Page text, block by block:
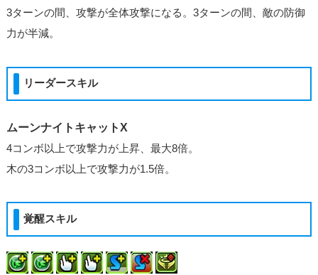
3ターンの間、攻撃が全体攻撃になる。3ターンの間、敵の防御
力が半減。
リーダースキル
ムーンナイトキャットX
4コンボ以上で攻撃力が上昇、最大8倍。
木の3コンボ以上で攻撃力が1.5倍。
覚醒スキル